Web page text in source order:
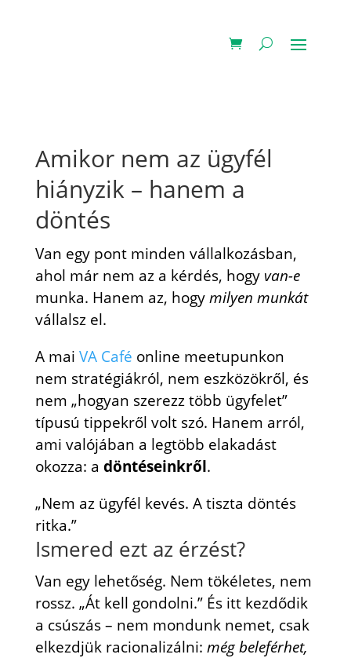
Amikor nem az ügyfél
hiányzik – hanem a
döntés
Van egy pont minden vállalkozásban,
ahol már nem az a kérdés, hogy van-e
munka. Hanem az, hogymilyen munkát
vállalsz el.
A mai VA Café online meetupunkon
nem stratégiákról, nem eszközökről, és
nem „hogyan szerezz több ügyfelet”
típusú tippekről volt szó. Hanem arról,
ami valójában a legtöbb elakadást
okozza: a döntéseinkről.
„Nem az ügyfél kevés. A tiszta döntés
ritka.”
Ismered ezt az érzést?
Van egy lehetőség. Nem tökéletes, nem
rossz. „Át kell gondolni.” És itt kezdődik
a csúszás – nem mondunk nemet, csak
elkezdjük racionalizálni: még beleférhet,